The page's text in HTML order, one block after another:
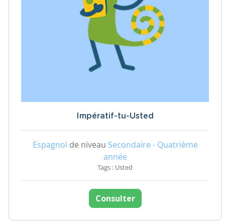
Impératif-tu-Usted
Espagnol de niveau Secondaire - Quatrième
année
Tags : Usted
Consulter